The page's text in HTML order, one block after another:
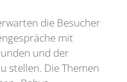
die Besucher
mit
und der
stellen. Die Themen